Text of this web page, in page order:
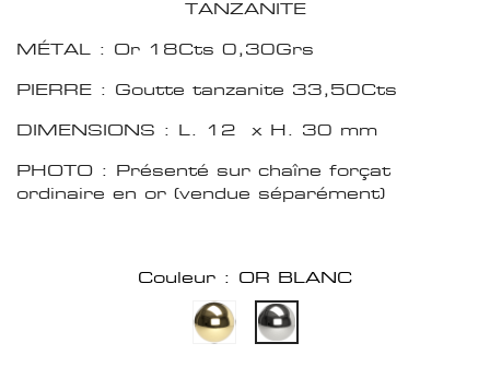
TANZANITE
MÉTAL : Or 18Cts 0,30Grs
PIERRE : Goutte tanzanite 33,50Cts
DIMENSIONS : L. 12 x H. 30 mm
PHOTO : Présenté sur chaîne forçat
ordinaire en or (vendue séparément)
Couleur : OR BLANC